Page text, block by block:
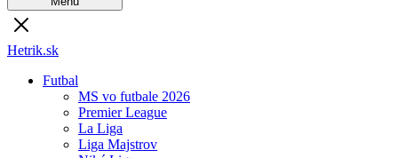
Hetrik.sk
Futbal
MS vo futbale 2026
Premier League
La Liga
Liga Majstrov